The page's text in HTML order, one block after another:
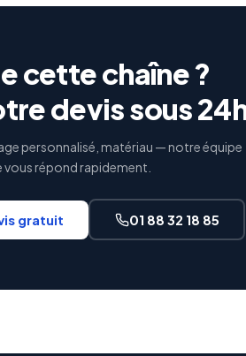
cette chaîne ?
devis sous
personnalisé, matériau — notre équipe
vous répond rapidement.
gratuit 01 88 32 18 85